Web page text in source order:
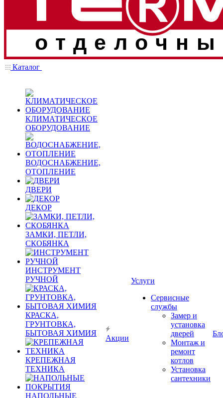
Каталог
КЛИМАТИЧЕСКОЕ
ОБОРУДОВАНИЕ
ВОДОСНАБЖЕНИЕ,
ОТОПЛЕНИЕ
ДВЕРИ
ДЕКОР
ЗАМКИ, ПЕТЛИ,
СКОБЯНКА
ИНСТРУМЕНТ
РУЧНОЙ
КРАСКА,
ГРУНТОВКА,
БЫТОВАЯ ХИМИЯ
КРЕПЕЖНАЯ
ТЕХНИКА
НАПОЛЬНЫЕ
Акции
Услуги
Сервисные
службы
Замер и
установка
дверей
Монтаж и
ремонт
котлов
Установка
сантехники